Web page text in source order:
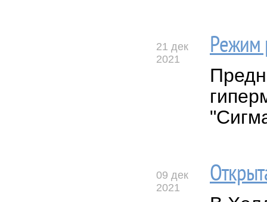
21 дек
2021
Режим
09 дек
2021